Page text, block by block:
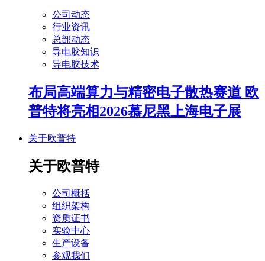
公司动态
行业资讯
总部动态
导电胶知识
导电胶技术
布局高端算力与精密电子散热赛道 欧
普特将亮相2026慕尼黑上海电子展
关于欧普特
关于欧普特
公司概括
组织架构
资质证书
实验中心
生产设备
参观我们